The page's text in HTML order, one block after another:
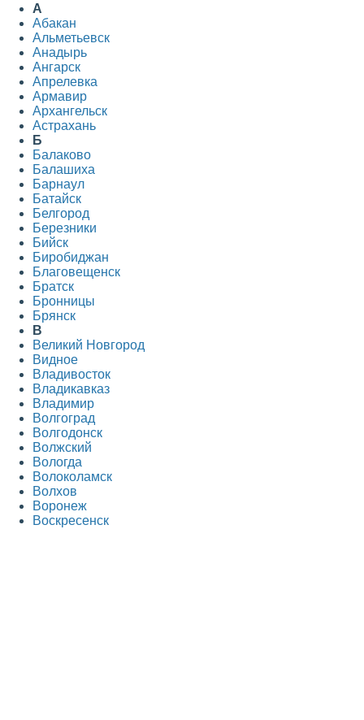
А
Абакан
Альметьевск
Анадырь
Ангарск
Апрелевка
Армавир
Архангельск
Астрахань
Б
Балаково
Балашиха
Барнаул
Батайск
Белгород
Березники
Бийск
Биробиджан
Благовещенск
Братск
Бронницы
Брянск
В
Великий Новгород
Видное
Владивосток
Владикавказ
Владимир
Волгоград
Волгодонск
Волжский
Вологда
Волоколамск
Волхов
Воронеж
Воскресенск